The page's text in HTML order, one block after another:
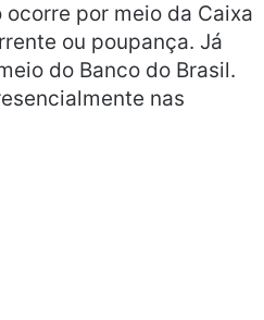
por meio da Caixa
ou poupança. Já
do Banco do Brasil.
nas